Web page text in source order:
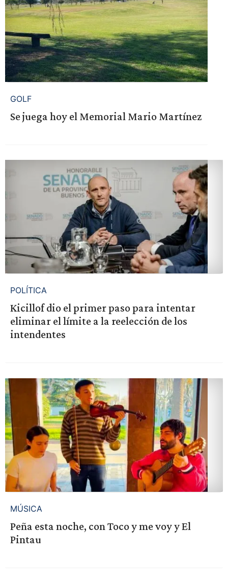
GOLF
Se juega hoy el Memorial Mario Martínez
POLÍTICA
Kicillof dio el primer paso para intentar
eliminar el límite a la reelección de los
intendentes
MÚSICA
Peña esta noche, con Toco y me voy y El
Pintau